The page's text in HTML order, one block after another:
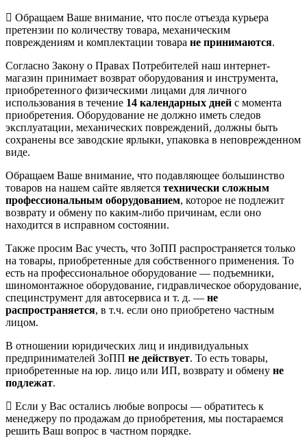
Обращаем Ваше внимание, что после отъезда курьера
претензии по количеству товара, механическим
повреждениям и комплектации товара не принимаются.
Согласно Закону о Правах Потребителей наш интернет-
магазин принимает возврат оборудования и инструмента,
приобретенного физическими лицами для личного
использования в течение 14 календарных дней с момента
приобретения. Оборудование не должно иметь следов
эксплуатации, механических повреждений, должны быть
сохранены все заводские ярлыки, упаковка в неповрежденном
виде.
Обращаем Ваше внимание, что подавляющее большинство
товаров на нашем сайте является технически сложным
профессиональным оборудованием, которое не подлежит
возврату и обмену по каким-либо причинам, если оно
находится в исправном состоянии.
Также просим Вас учесть, что ЗоПП распространяется только
на товары, приобретенные для собственного применения. То
есть на профессиональное оборудование — подъемники,
шиномонтажное оборудование, гидравлическое оборудование,
специнструмент для автосервиса и т. д. — не
распространяется, в т.ч. если оно приобретено частным
лицом.
В отношении юридических лиц и индивидуальных
предпринимателей ЗоПП не действует. То есть товары,
приобретенные на юр. лицо или ИП, возврату и обмену не
подлежат.
Если у Вас остались любые вопросы — обратитесь к
менеджеру по продажам до приобретения, мы постараемся
решить Ваш вопрос в частном порядке.